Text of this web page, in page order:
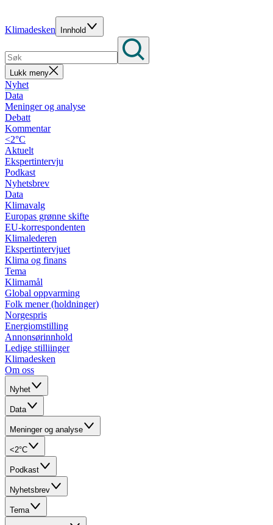
Klimadesken Innhold
Lukk meny
Nyhet
Data
Meninger og analyse
Debatt
Kommentar
<2°C
Aktuelt
Ekspertintervju
Podkast
Nyhetsbrev
Data
Klimavalg
Europas grønne skifte
EU-korrespondenten
Klimalederen
Ekspertintervjuet
Klima og finans
Tema
Klimamål
Global oppvarming
Folk mener (holdninger)
Norgespris
Energiomstilling
Annonsørinnhold
Ledige stilliinger
Klimadesken
Om oss
Nyhet
Data
Meninger og analyse
<2°C
Podkast
Nyhetsbrev
Tema